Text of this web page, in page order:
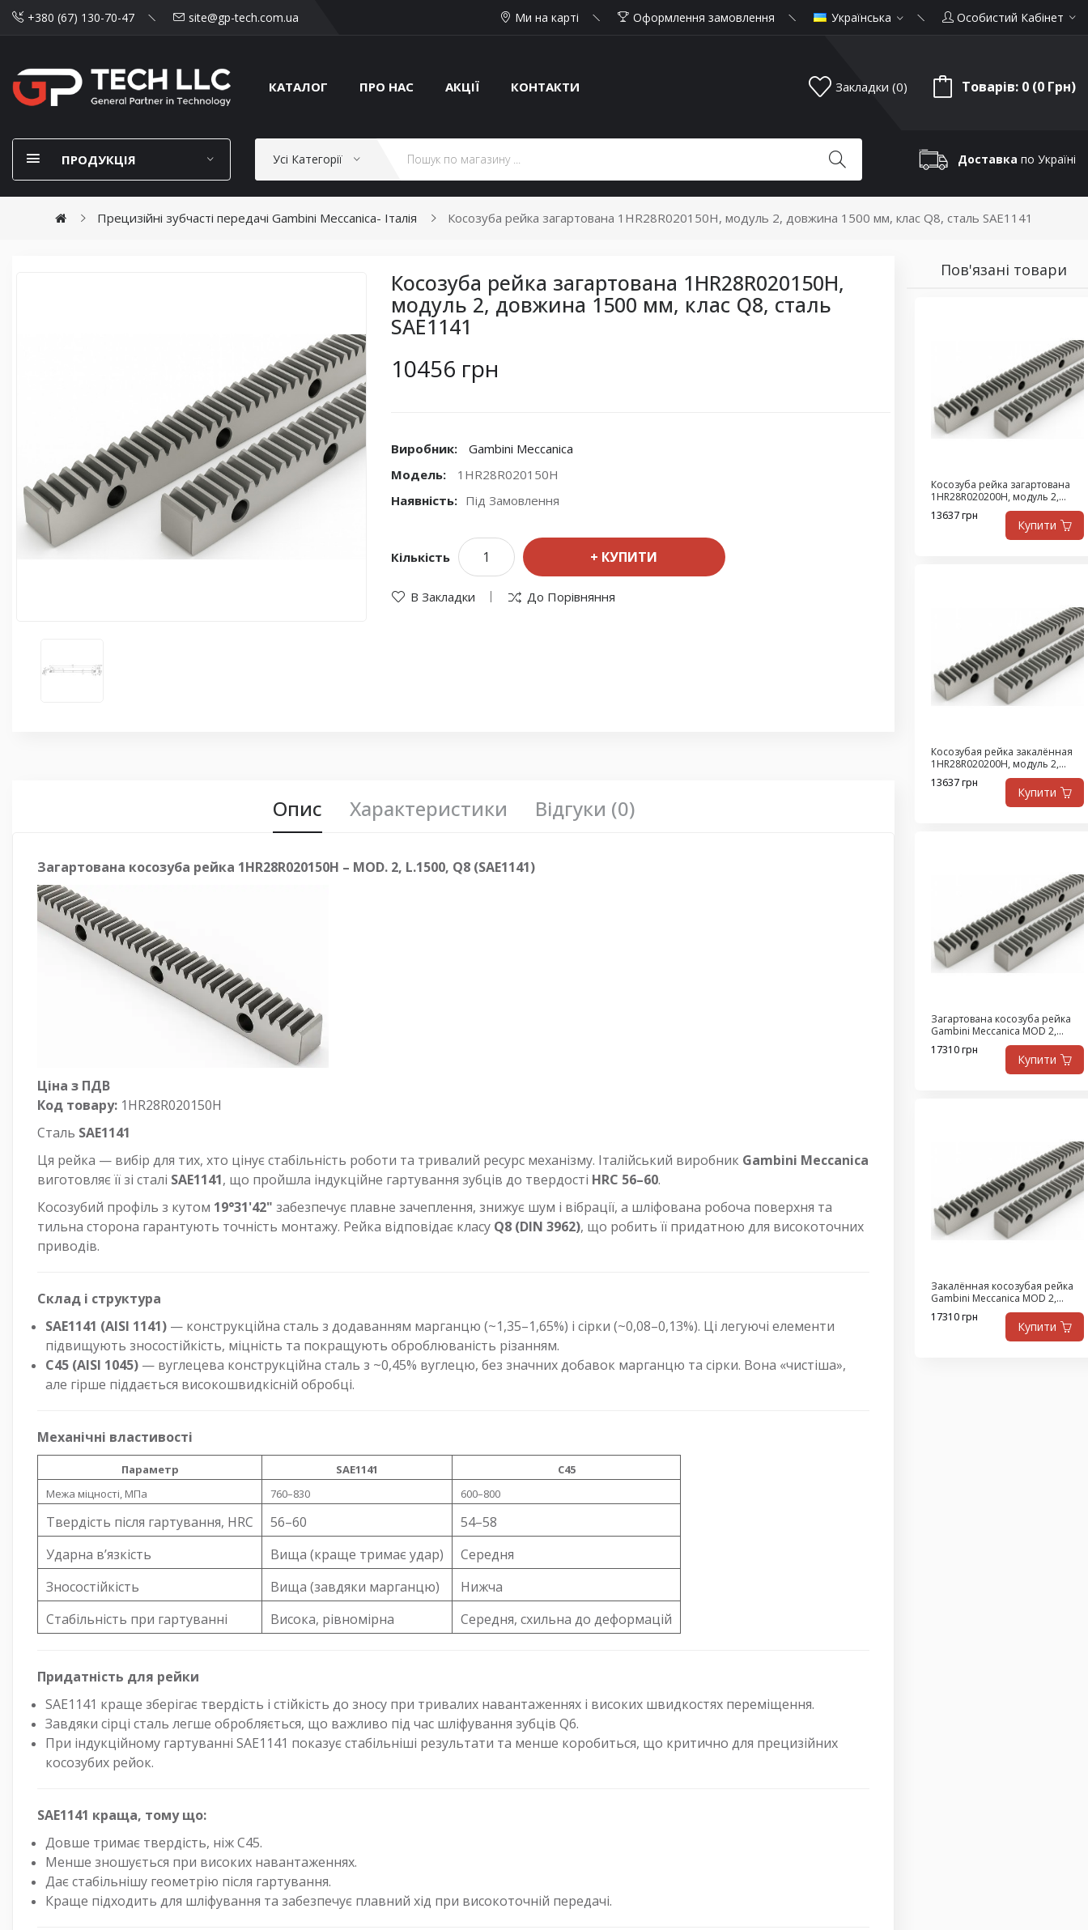
+380 (67) 130-70-47 site@gp-tech.com.ua Ми на карті Оформлення замовлення Українська Особистий Кабінет
КАТАЛОГ ПРО НАС АКЦІЇ КОНТАКТИ Закладки (0) Товарів: 0 (0 Грн)
ПРОДУКЦІЯ Усі Категорії Доставка по Україні
Прецизійні зубчасті передачі Gambini Meccanica- Італія Косозуба рейка загартована 1HR28R020150H, модуль 2, довжина 1500 мм, клас Q8, сталь SAE1141
Косозуба рейка загартована 1HR28R020150H,
модуль 2, довжина 1500 мм, клас Q8, сталь
SAE1141
10456 грн
Виробник:
Gambini Meccanica
Модель:
1HR28R020150H
Наявність: Під Замовлення
Кількість КУПИТИ
В Закладки До Порівняння
Опис Характеристики Відгуки (0)
Загартована косозуба рейка 1HR28R020150H – MOD. 2, L.1500, Q8 (SAE1141)
Ціна з ПДВ
Код товару: 1HR28R020150H
Сталь SAE1141
Ця рейка — вибір для тих, хто цінує стабільність роботи та тривалий ресурс механізму. Італійський виробник Gambini Meccanica
виготовляє її зі сталі SAE1141, що пройшла індукційне гартування зубців до твердості HRC 56–60.
Косозубий профіль з кутом 19°31'42" забезпечує плавне зачеплення, знижує шум і вібрації, а шліфована робоча поверхня та
тильна сторона гарантують точність монтажу. Рейка відповідає класу Q8 (DIN 3962), що робить її придатною для високоточних
приводів.
Склад і структура
SAE1141 (AISI 1141) — конструкційна сталь з додаванням марганцю (~1,35–1,65%) і сірки (~0,08–0,13%). Ці легуючі елементи
підвищують зносостійкість, міцність та покращують оброблюваність різанням.
C45 (AISI 1045) — вуглецева конструкційна сталь з ~0,45% вуглецю, без значних добавок марганцю та сірки. Вона «чистіша»,
але гірше піддається високошвидкісній обробці.
Механічні властивості
Параметр SAE1141
C45
Межа міцності, МПа
760–830 600–800
Твердість після гартування, HRC 56–60
54–58
Ударна в’язкість
Вища (краще тримає удар)
Середня
Зносостійкість
Вища (завдяки марганцю)
Нижча
Стабільність при гартуванні
Висока, рівномірна Середня, схильна до деформацій
Придатність для рейки
SAE1141 краще зберігає твердість і стійкість до зносу при тривалих навантаженнях і високих швидкостях переміщення.
Завдяки сірці сталь легше обробляється, що важливо під час шліфування зубців Q6.
При індукційному гартуванні SAE1141 показує стабільніші результати та менше коробиться, що критично для прецизійних
косозубих рейок.
SAE1141 краща, тому що:
Довше тримає твердість, ніж C45.
Менше зношується при високих навантаженнях.
Дає стабільнішу геометрію після гартування.
Краще підходить для шліфування та забезпечує плавний хід при високоточній передачі.
Пов'язані товари
Косозуба рейка загартована
1HR28R020200H, модуль 2,
довжина 2000 мм, клас Q8,
сталь SAE1141
13637 грн
Купити
Косозубая рейка закалённая
1HR28R020200H, модуль 2,
длина 2000 мм, класс Q8, сталь
SAE1141
13637 грн
Купити
Загартована косозуба рейка
Gambini Meccanica MOD 2,
L=2000 мм, Q6, сталь SAE1141
17310 грн
Купити
Закалённая косозубая рейка
Gambini Meccanica MOD 2,
L=2000 мм, Q6, сталь SAE1141
17310 грн
Купити